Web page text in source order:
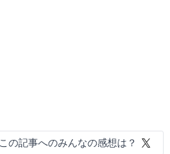
この記事へのみんなの感想は？